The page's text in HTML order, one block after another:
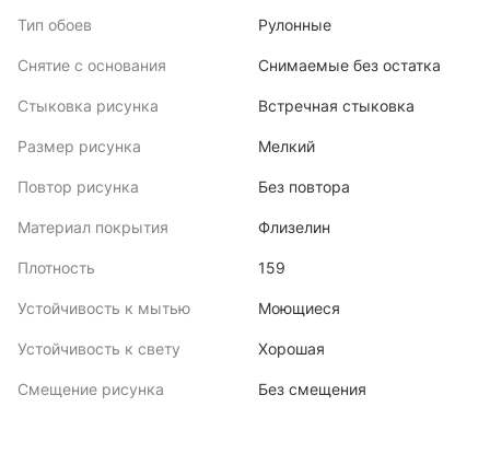
Тип обоев Рулонные
Снятие с основания Снимаемые без остатка
Стыковка рисунка Встречная стыковка
Размер рисунка Мелкий
Повтор рисунка Без повтора
Материал покрытия Флизелин
Плотность 159
Устойчивость к мытью Моющиеся
Устойчивость к свету Хорошая
Смещение рисунка Без смещения